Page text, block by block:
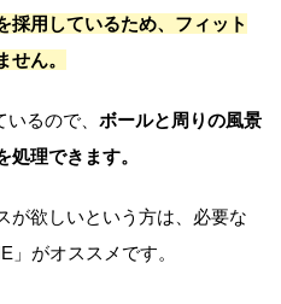
採用しているため、フィット
ん。
るので、 ボールと周りの風景
理できます。
が欲しいという方は、必要な
」がオススメです。